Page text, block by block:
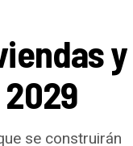
trabajamos:
General de
fotovoltaicas
más
y
se construirán